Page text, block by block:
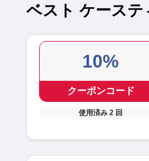
ベスト ケーステ
10%
クーポンコード
使用済み 2 回